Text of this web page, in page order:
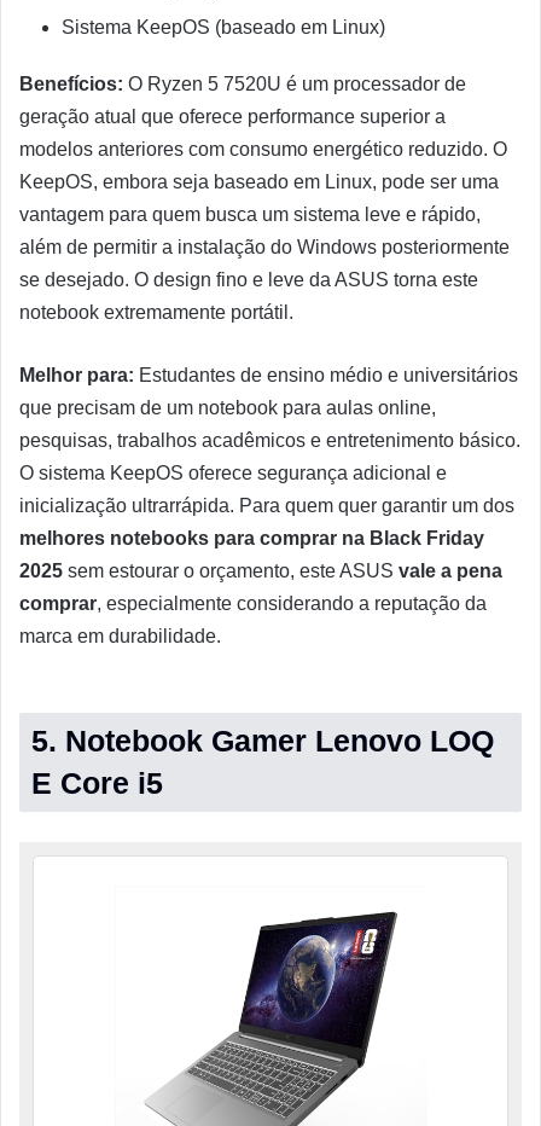
Sistema KeepOS (baseado em Linux)
Benefícios: O Ryzen 5 7520U é um processador de
geração atual que oferece performance superior a
modelos anteriores com consumo energético reduzido. O
KeepOS, embora seja baseado em Linux, pode ser uma
vantagem para quem busca um sistema leve e rápido,
além de permitir a instalação do Windows posteriormente
se desejado. O design fino e leve da ASUS torna este
notebook extremamente portátil.
Melhor para: Estudantes de ensino médio e universitários
que precisam de um notebook para aulas online,
pesquisas, trabalhos acadêmicos e entretenimento básico.
O sistema KeepOS oferece segurança adicional e
inicialização ultrarrápida. Para quem quer garantir um dos
melhores notebooks para comprar na Black Friday
2025 sem estourar o orçamento, este ASUS vale a pena
comprar, especialmente considerando a reputação da
marca em durabilidade.
5. Notebook Gamer Lenovo LOQ
E Core i5